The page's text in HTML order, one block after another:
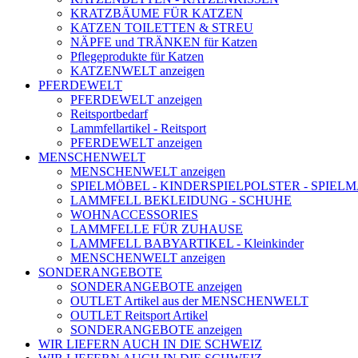
KRATZBÄUME FÜR KATZEN
KATZEN TOILETTEN & STREU
NÄPFE und TRÄNKEN für Katzen
Pflegeprodukte für Katzen
KATZENWELT anzeigen
PFERDEWELT
PFERDEWELT anzeigen
Reitsportbedarf
Lammfellartikel - Reitsport
PFERDEWELT anzeigen
MENSCHENWELT
MENSCHENWELT anzeigen
SPIELMÖBEL - KINDERSPIELPOLSTER -
LAMMFELL BEKLEIDUNG - SCHUHE
WOHNACCESSORIES
LAMMFELLE FÜR ZUHAUSE
LAMMFELL BABYARTIKEL - Kleinkinder
MENSCHENWELT anzeigen
SONDERANGEBOTE
SONDERANGEBOTE anzeigen
OUTLET Artikel aus der MENSCHENWELT
OUTLET Reitsport Artikel
SONDERANGEBOTE anzeigen
WIR LIEFERN AUCH IN DIE SCHWEIZ